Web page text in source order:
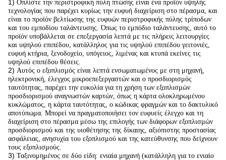
1) Οπλίστε την περιστροφική πύλη πτώσης είναι ένα προϊόν υψηλής
τεχνολογίας που παρέχει κυρίως την ευφυή διαχείριση στο πέρασμα, και
είναι το προϊόν βελτίωσης της ευφυών περιστροφικής πύλης τρίποδων
και του εμποδίου ταλάντευσης. Όπως το εμπόδιο ταλάντευσης, αυτό το
προϊόν υποβάλλεται σε επεξεργασία λεπτά με τις πλήρεις λειτουργίες
και υψηλού επιπέδου, κατάλληλος για τις υψηλού επιπέδου γειτονιές,
ευφυή κτήρια, ξενοδοχείο, υπόγειος, λιμένας και κτυπά εκείνες τις
υψηλού επιπέδου θέσεις.
2) Αυτός ο εξοπλισμός είναι λεπτά ενσωματωμένος με στη μηχανή,
ηλεκτρονική, έλεγχος μικροεπεξεργαστών και ο προσδιορισμός
ταυτότητας, παρέχει την ευκολία για τη χρήση των εξοπλισμών
προσδιορισμού αναγνωστών καρτών, όπως η κάρτα ολοκληρωμένου
κυκλώματος, η κάρτα ταυτότητας, ο κώδικας φραγμών και το δακτυλικό
αποτύπωμα. Μπορεί να πραγματοποιήσει τον ευφυείς έλεγχο και τη
διαχείριση στο πέρασμα μέσω της επιλογής των διάφορων εξοπλισμών
προσδιορισμού και της υιοθέτησης της δίκαιης, αξιόπιστης προστασίας
ασφάλειας, ανησυχία του εξοπλισμού και της κατεύθυνσης που δείχνουν
τους εξοπλισμούς.
3) Ταξινομημένος σε δύο είδη: ενιαία μηχανή (κατάλληλη για το ενιαίο